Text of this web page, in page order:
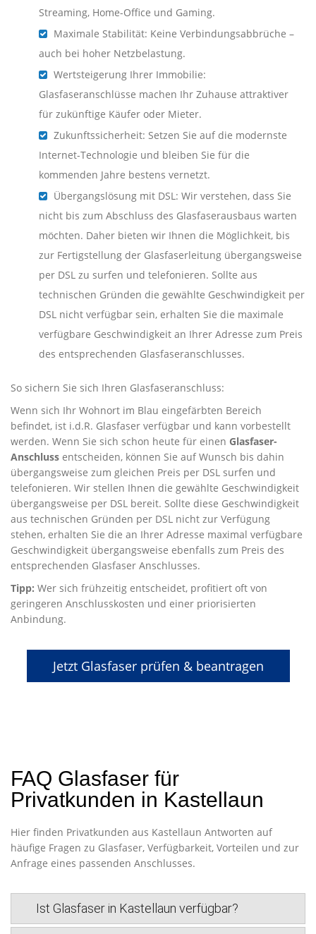
Streaming, Home-Office und Gaming.
Maximale Stabilität: Keine Verbindungsabbrüche –
auch bei hoher Netzbelastung.
Wertsteigerung Ihrer Immobilie:
Glasfaseranschlüsse machen Ihr Zuhause attraktiver
für zukünftige Käufer oder Mieter.
Zukunftssicherheit: Setzen Sie auf die modernste
Internet-Technologie und bleiben Sie für die
kommenden Jahre bestens vernetzt.
Übergangslösung mit DSL: Wir verstehen, dass Sie
nicht bis zum Abschluss des Glasfaserausbaus warten
möchten. Daher bieten wir Ihnen die Möglichkeit, bis
zur Fertigstellung der Glasfaserleitung übergangsweise
per DSL zu surfen und telefonieren. Sollte aus
technischen Gründen die gewählte Geschwindigkeit per
DSL nicht verfügbar sein, erhalten Sie die maximale
verfügbare Geschwindigkeit an Ihrer Adresse zum Preis
des entsprechenden Glasfaseranschlusses.
So sichern Sie sich Ihren Glasfaseranschluss:
Wenn sich Ihr Wohnort im Blau eingefärbten Bereich
befindet, ist i.d.R. Glasfaser verfügbar und kann vorbestellt
werden. Wenn Sie sich schon heute für einen Glasfaser-
Anschluss entscheiden, können Sie auf Wunsch bis dahin
übergangsweise zum gleichen Preis per DSL surfen und
telefonieren. Wir stellen Ihnen die gewählte Geschwindigkeit
übergangsweise per DSL bereit. Sollte diese Geschwindigkeit
aus technischen Gründen per DSL nicht zur Verfügung
stehen, erhalten Sie die an Ihrer Adresse maximal verfügbare
Geschwindigkeit übergangsweise ebenfalls zum Preis des
entsprechenden Glasfaser Anschlusses.
Tipp: Wer sich frühzeitig entscheidet, profitiert oft von
geringeren Anschlusskosten und einer priorisierten
Anbindung.
Jetzt Glasfaser prüfen & beantragen
FAQ Glasfaser für
Privatkunden in Kastellaun
Hier finden Privatkunden aus Kastellaun Antworten auf
häufige Fragen zu Glasfaser, Verfügbarkeit, Vorteilen und zur
Anfrage eines passenden Anschlusses.
Ist Glasfaser in Kastellaun verfügbar?